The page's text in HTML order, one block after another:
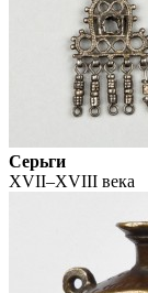
Серьги
XVII–XVIII века